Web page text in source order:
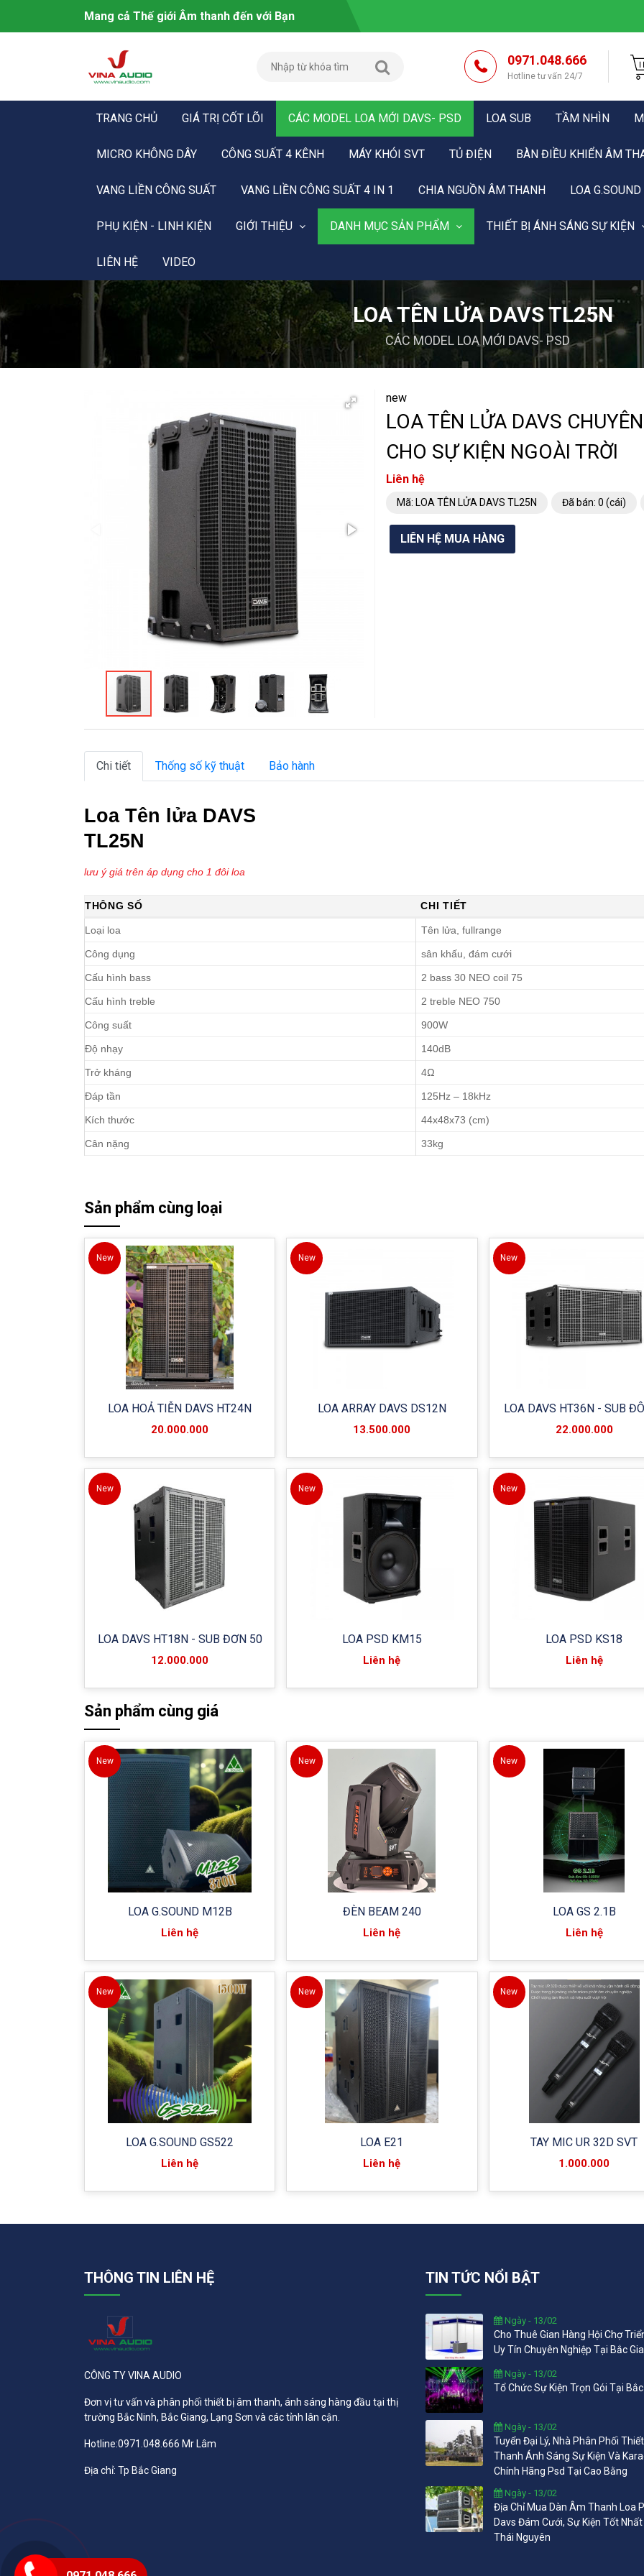
Mang cả Thế giới Âm thanh đến với Bạn
0971.048.666
Hotline tư vấn 24/7
TRANG CHỦ GIÁ TRỊ CỐT LÕI CÁC MODEL LOA MỚI DAVS- PSD LOA SUB TẦM NHÌN
MICRO KHÔNG DÂY CÔNG SUẤT 4 KÊNH MÁY KHÓI SVT TỦ ĐIỆN BÀN ĐIỀU KHIỂN ÂM
VANG LIỀN CÔNG SUẤT VANG LIỀN CÔNG SUẤT 4 IN 1 CHIA NGUỒN ÂM THANH LOA
PHỤ KIỆN - LINH KIỆN GIỚI THIỆU DANH MỤC SẢN PHẨM THIẾT BỊ ÁNH SÁNG SỰ KIỆN
LIÊN HỆ VIDEO
LOA TÊN LỬA DAVS TL25N
CÁC MODEL LOA MỚI DAVS- PSD
new
LOA TÊN LỬA DAVS
CHO SỰ KIỆN NGOÀI TRỜI
Liên hệ
Mã: LOA TÊN LỬA DAVS TL25N Đã bán: 0 (cái)
LIÊN HỆ MUA HÀNG
Chi tiết Thống số kỹ thuật Bảo hành
Loa Tên lửa DAVS
TL25N
lưu ý giá trên áp dụng cho 1 đôi loa
THÔNG SỐ CHI TIẾT
Loại loa Tên lửa, fullrange
Công dụng sân khấu, đám cưới
Cấu hình bass 2 bass 30 NEO coil 75
Cấu hình treble 2 treble NEO 750
Công suất 900W
Độ nhạy 140dB
Trở kháng 4Ω
Đáp tần 125Hz – 18kHz
Kích thước 44x48x73 (cm)
Cân nặng 33kg
Sản phẩm cùng loại
New
LOA HOẢ TIỄN DAVS HT24N
20.000.000
New
LOA ARRAY DAVS DS12N
13.500.000
New
LOA DAVS HT36N - SUB
22.000.000
New
LOA DAVS HT18N - SUB ĐƠN 50
12.000.000
New
LOA PSD KM15
Liên hệ
New
LOA PSD KS18
Liên hệ
Sản phẩm cùng giá
New
LOA G.SOUND M12B
Liên hệ
New
ĐÈN BEAM 240
Liên hệ
New
LOA GS 2.1B
Liên hệ
New
LOA G.SOUND GS522
Liên hệ
New
LOA E21
Liên hệ
New
TAY MIC UR 32D SVT
1.000.000
THÔNG TIN LIÊN HỆ
CÔNG TY VINA AUDIO
Đơn vị tư vấn và phân phối thiết bị âm thanh, ánh sáng hàng đầu tại thị
trường Bắc Ninh, Bắc Giang, Lạng Sơn và các tỉnh lân cận.
Hotline:0971.048.666 Mr Lâm
Địa chỉ: Tp Bắc Giang
TIN TỨC NỔI BẬT
Ngày - 13/02
Cho Thuê Gian Hàng Hội Chợ
Uy Tín Chuyên Nghiệp Tại Bắc
Ngày - 13/02
Tổ Chức Sự Kiện Trọn Gói Tại
Ngày - 13/02
Tuyển Đại Lý, Nhà Phân Phối
Thanh Ánh Sáng Sự Kiện Và
Chính Hãng Psd Tại Cao Bằng
Ngày - 13/02
Địa Chỉ Mua Dàn Âm Thanh Loa
Davs Đám Cưới, Sự Kiện Tốt
Thái Nguyên